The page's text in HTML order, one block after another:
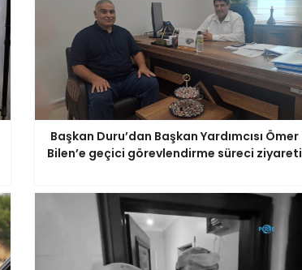
Başkan Duru’dan Başkan Yardımcısı Ömer
Bilen’e geçici görevlendirme süreci ziyareti